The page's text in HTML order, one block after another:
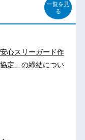
一覧を見
る
心スリーガード作
定」の締結につい